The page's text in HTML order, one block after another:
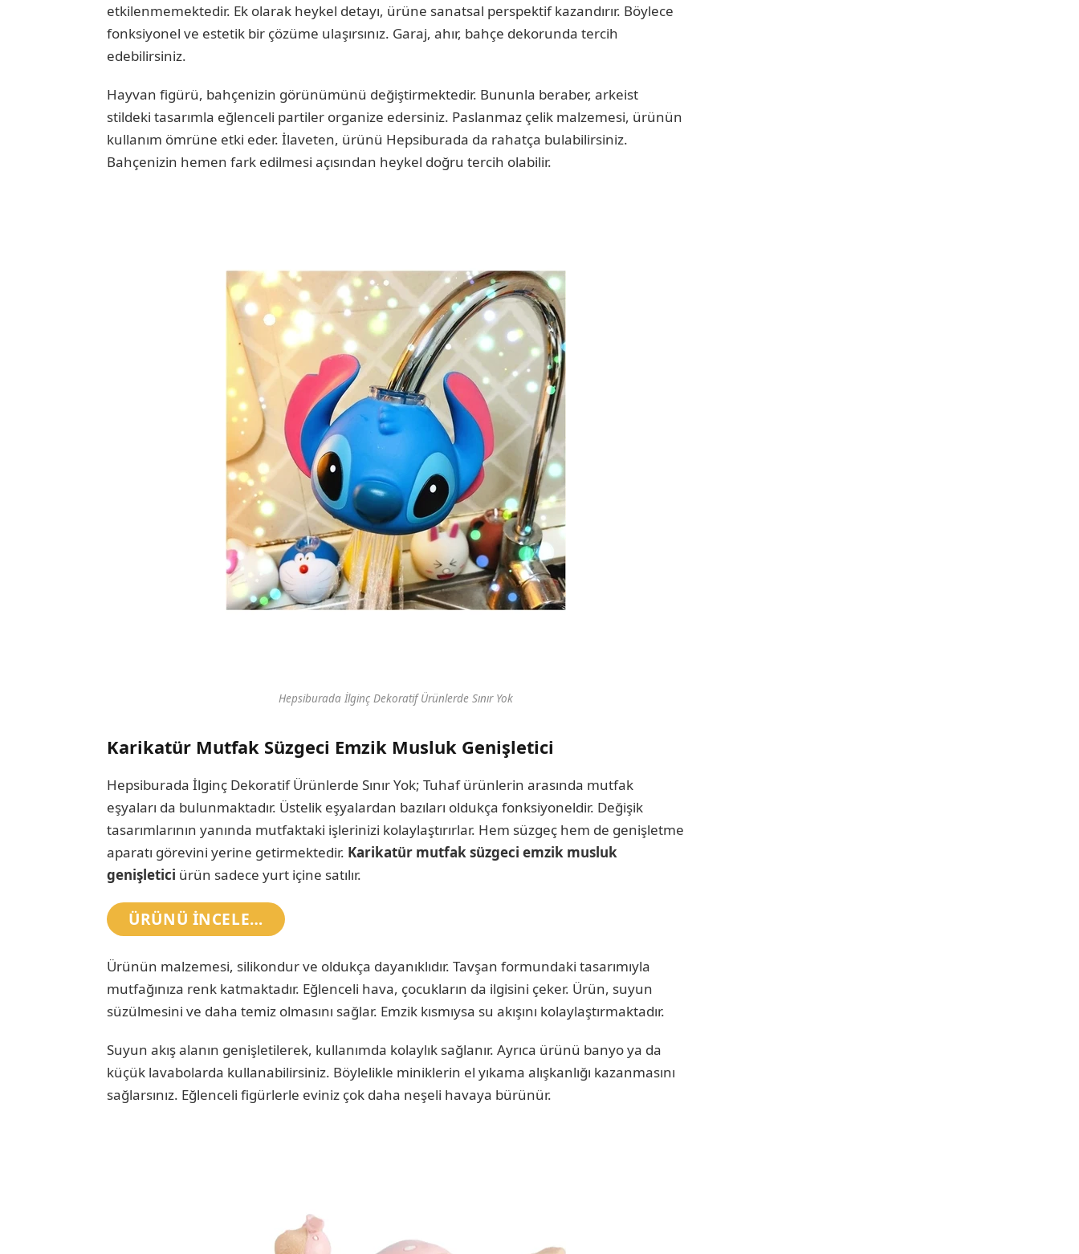
etkilenmemektedir. Ek olarak heykel detayı, ürüne sanatsal perspektif kazandırır. Böylece
fonksiyonel ve estetik bir çözüme ulaşırsınız. Garaj, ahır, bahçe dekorunda tercih
edebilirsiniz.
Hayvan figürü, bahçenizin görünümünü değiştirmektedir. Bununla beraber, arkeist
stildeki tasarımla eğlenceli partiler organize edersiniz. Paslanmaz çelik malzemesi, ürünün
kullanım ömrüne etki eder. İlaveten, ürünü Hepsiburada da rahatça bulabilirsiniz.
Bahçenizin hemen fark edilmesi açısından heykel doğru tercih olabilir.
Hepsiburada İlginç Dekoratif Ürünlerde Sınır Yok
Karikatür Mutfak Süzgeci Emzik Musluk Genişletici
Hepsiburada İlginç Dekoratif Ürünlerde Sınır Yok; Tuhaf ürünlerin arasında mutfak
eşyaları da bulunmaktadır. Üstelik eşyalardan bazıları oldukça fonksiyoneldir. Değişik
tasarımlarının yanında mutfaktaki işlerinizi kolaylaştırırlar. Hem süzgeç hem de genişletme
aparatı görevini yerine getirmektedir. Karikatür mutfak süzgeci emzik musluk
genişletici ürün sadece yurt içine satılır.
ÜRÜNÜ INCELE…
Ürünün malzemesi, silikondur ve oldukça dayanıklıdır. Tavşan formundaki tasarımıyla
mutfağınıza renk katmaktadır. Eğlenceli hava, çocukların da ilgisini çeker. Ürün, suyun
süzülmesini ve daha temiz olmasını sağlar. Emzik kısmıysa su akışını kolaylaştırmaktadır.
Suyun akış alanın genişletilerek, kullanımda kolaylık sağlanır. Ayrıca ürünü banyo ya da
küçük lavabolarda kullanabilirsiniz. Böylelikle miniklerin el yıkama alışkanlığı kazanmasını
sağlarsınız. Eğlenceli figürlerle eviniz çok daha neşeli havaya bürünür.